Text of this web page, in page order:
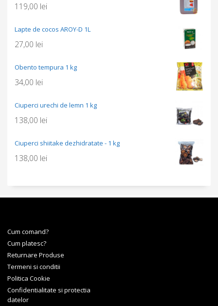
119,00 lei
Lapte de cocos AROY-D 1L
27,00 lei
Obento tempura 1 kg
34,00 lei
Ciuperci urechi de lemn 1 kg
138,00 lei
Ciuperci shiitake dezhidratate - 1 kg
138,00 lei
Cum comand?
Cum platesc?
Returnare Produse
Termeni si conditii
Politica Cookie
Confidentialitate si protectia
datelor